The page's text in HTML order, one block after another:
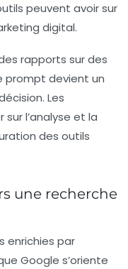
peuvent avoir sur
digital.
rapports sur des
prompt devient un
Les
l’analyse et la
des outils
une recherche
enrichies par
Google s’oriente